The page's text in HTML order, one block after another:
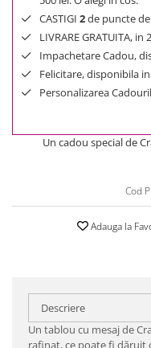
CASTIGI 2de puncte
LIVRARE GRATUITA,
Impachetare Cadou,
Felicitare, disponibila
Personalizarea
Un cadou special de
Cod
Adauga la
Descriere
Un tablou cu mesaj de
rafinat, ce poate fi dăruit